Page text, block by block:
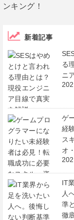
新着記事
る
ニ
ゲ
経
ス
オ
IT
人
準
徹